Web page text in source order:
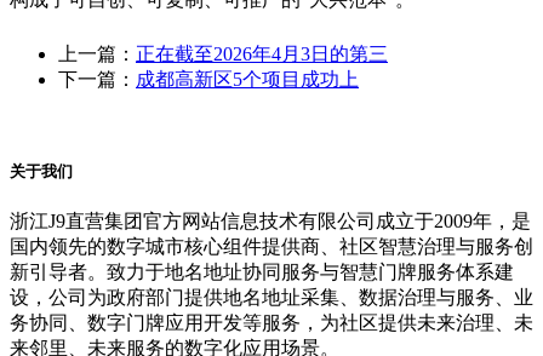
上一篇： 正在截至2026年4月3日的第三
下一篇： 成都高新区5个项目成功上
关于我们
浙江J9直营集团官方网站信息技术有限公司成立于2009年，是
国内领先的数字城市核心组件提供商、社区智慧治理与服务创
新引导者。致力于地名地址协同服务与智慧门牌服务体系建
设，公司为政府部门提供地名地址采集、数据治理与服务、业
务协同、数字门牌应用开发等服务，为社区提供未来治理、未
来邻里、未来服务的数字化应用场景。